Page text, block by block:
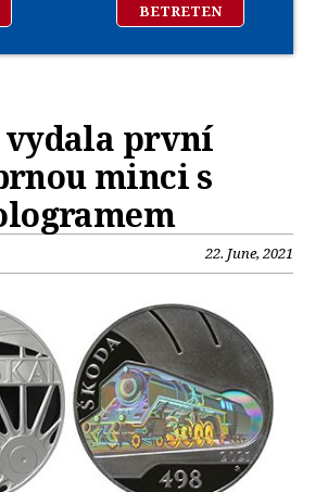
BETRETEN
vydala první
minci s
22. June, 2021